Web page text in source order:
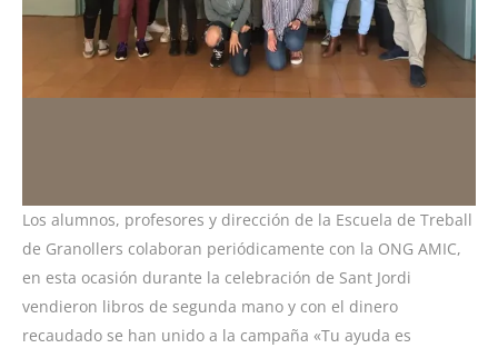
Los alumnos, profesores y dirección de la Escuela de Treball
de Granollers colaboran periódicamente con la ONG AMIC,
en esta ocasión durante la celebración de Sant Jordi
vendieron libros de segunda mano y con el dinero
recaudado se han unido a la campaña «Tu ayuda es